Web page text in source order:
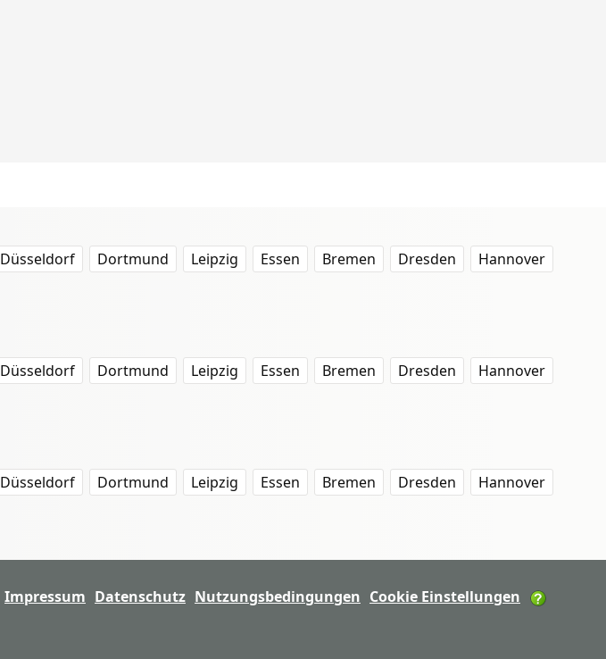
Düsseldorf Dortmund Leipzig Essen Bremen Dresden
Hannover
Düsseldorf Dortmund Leipzig Essen Bremen Dresden
Hannover
Düsseldorf Dortmund Leipzig Essen Bremen Dresden
Hannover
Impressum Datenschutz Nutzungsbedingungen Cookie Einstellungen